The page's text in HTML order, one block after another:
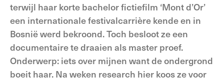
terwijl haar korte bachelor fictiefilm ‘Mont d’Or’
een internationale festivalcarrière kende en in
Bosnië werd bekroond. Toch besloot ze een
documentaire te draaien als master proef.
Onderwerp: iets over mijnen want de ondergrond
boeit haar. Na weken research hier koos ze voor